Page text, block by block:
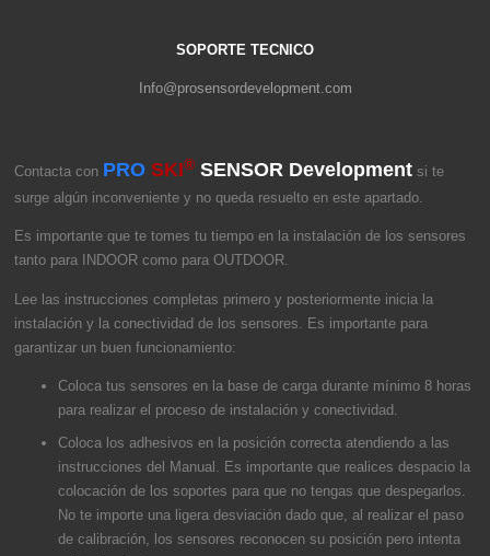
SOPORTE TECNICO
Info@prosensordevelopment.com
Contacta con PRO SKI® SENSOR Development si te
surge algún inconveniente y no queda resuelto en este apartado.
Es importante que te tomes tu tiempo en la instalación de los sensores
tanto para INDOOR como para OUTDOOR.
Lee las instrucciones completas primero y posteriormente inicia la
instalación y la conectividad de los sensores. Es importante para
garantizar un buen funcionamiento:
Coloca tus sensores en la base de carga durante mínimo 8 horas
para realizar el proceso de instalación y conectividad.
Coloca los adhesivos en la posición correcta atendiendo a las
instrucciones del Manual. Es importante que realices despacio la
colocación de los soportes para que no tengas que despegarlos.
No te importe una ligera desviación dado que, al realizar el paso
de calibración, los sensores reconocen su posición pero intenta